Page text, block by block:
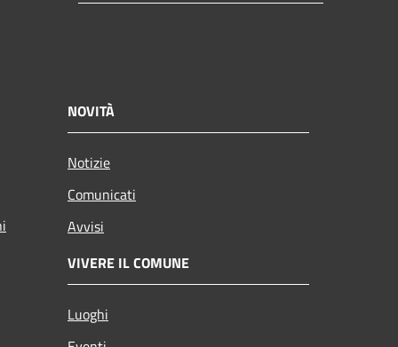
NOVITÀ
Notizie
Comunicati
Avvisi
VIVERE IL COMUNE
Luoghi